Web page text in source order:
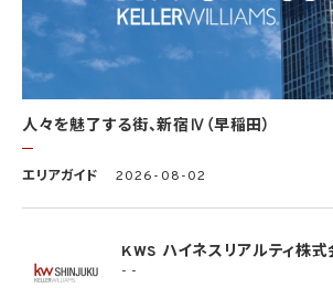
公開されている場合
(4) 本人を目視し、又は撮影することにより、その外形上明
する場合
(5) 第三者から要配慮個人情報の提供を受ける場合であって
供が第8.1項各号のいずれかに該当するとき
5.3 当社は、第三者から個人情報の提供を受けるに際しては
該個人情報の提供が第4.1項各号のいずれかに該当する場合
(2) 当該第三者による当該個人情報の取得の経緯
人々を魅了する街、新宿Ⅳ（早稲田）
エリアガイド 2026-08-02
KWS ハイネスリアルティ株式
- -